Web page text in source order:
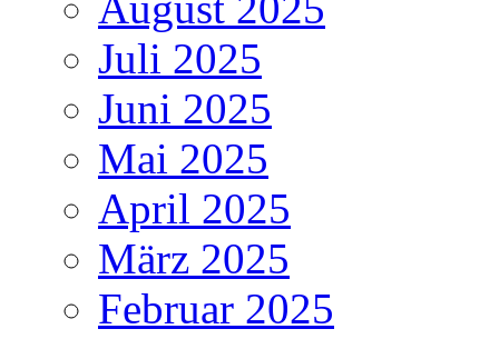
Juli 2025
Juni 2025
Mai 2025
April 2025
März 2025
Februar 2025